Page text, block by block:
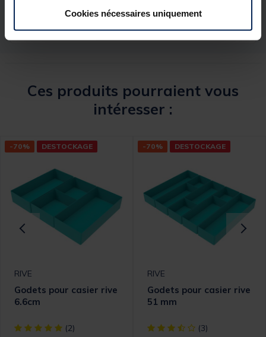
Cookies nécessaires uniquement
Ces produits pourraient vous
intéresser :
-70% DESTOCKAGE
RIVE
Godets pour casier rive
6.6cm
[object Object] out of 5 Customer Rating
(2)
-70% DESTOCKAGE
RIVE
Godets pour casier rive
51 mm
[object Object] out of 5
(3)